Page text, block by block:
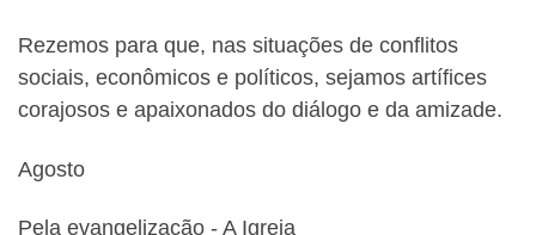
Rezemos para que, nas situações de conflitos
sociais, econômicos e políticos, sejamos artífices
corajosos e apaixonados do diálogo e da amizade.
Agosto
Pela evangelização ‐ A Igreja